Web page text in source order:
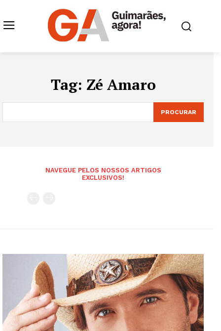
Tag: Zé Amaro
PROCURAR
NAVEGUE PELOS NOSSOS ARTIGOS
EXCLUSIVOS!